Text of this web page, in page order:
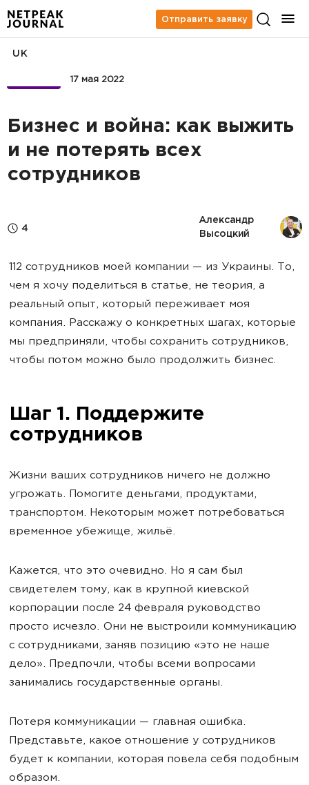
Отправить заявку
17 мая 2022
UK
Бизнес и война: как выжить
и не потерять всех
сотрудников
4
Александр
Высоцкий
112 сотрудников моей компании — из Украины. То,
чем я хочу поделиться в статье, не теория, а
реальный опыт, который переживает моя
компания. Расскажу о конкретных шагах, которые
мы предприняли, чтобы сохранить сотрудников,
чтобы потом можно было продолжить бизнес.
Шаг 1. Поддержите
сотрудников
Жизни ваших сотрудников ничего не должно
угрожать. Помогите деньгами, продуктами,
транспортом. Некоторым может потребоваться
временное убежище, жильё.
Кажется, что это очевидно. Но я сам был
свидетелем тому, как в крупной киевской
корпорации после 24 февраля руководство
просто исчезло. Они не выстроили коммуникацию
с сотрудниками, заняв позицию «это не наше
дело». Предпочли, чтобы всеми вопросами
занимались государственные органы.
Потеря коммуникации — главная ошибка.
Представьте, какое отношение у сотрудников
будет к компании, которая повела себя подобным
образом.